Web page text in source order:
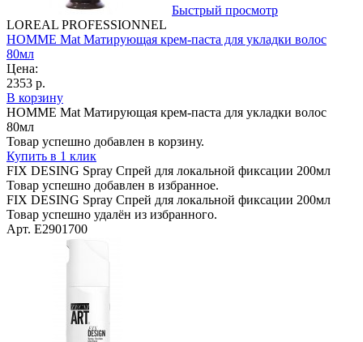
Быстрый просмотр
LOREAL PROFESSIONNEL
HOMME Mat Матирующая крем-паста для укладки волос
80мл
Цена:
2353 р.
В корзину
HOMME Mat Матирующая крем-паста для укладки волос
80мл
Товар успешно добавлен в корзину.
Купить в 1 клик
FIX DESING Spray Спрей для локальной фиксации 200мл
Товар успешно добавлен в избранное.
FIX DESING Spray Спрей для локальной фиксации 200мл
Товар успешно удалён из избранного.
Арт. E2901700